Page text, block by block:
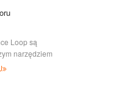
Loop są
narzędziem
zdrowia i
ze 100%